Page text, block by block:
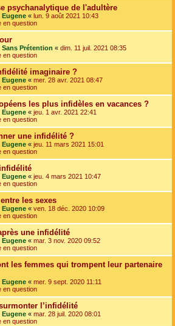
psychanalytique de l'adultère
Eugene « lun. 9 août 2021 10:43
en question
Sans Prétention « dim. 11 juil. 2021 08:35
en question
imaginaire ?
Eugene « mer. 28 avr. 2021 08:47
en question
les plus infidèles en vacances ?
Eugene « jeu. 1 avr. 2021 22:41
en question
une infidélité ?
Eugene « jeu. 11 mars 2021 15:01
en question
Eugene « jeu. 4 mars 2021 10:47
en question
les sexes
Eugene « ven. 18 déc. 2020 10:09
en question
une infidélité
Eugene « mar. 3 nov. 2020 09:52
en question
les femmes qui trompent leur partenaire
Eugene « mer. 9 sept. 2020 11:11
en question
l’infidélité
Eugene « mar. 28 juil. 2020 08:01
en question